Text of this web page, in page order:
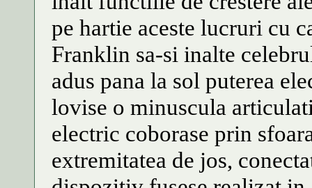
pe hartie aceste lucruri cu
Franklin sa-si inalte
adus pana la sol puterea
lovise o minuscula
electric coborase prin
extremitatea de jos,